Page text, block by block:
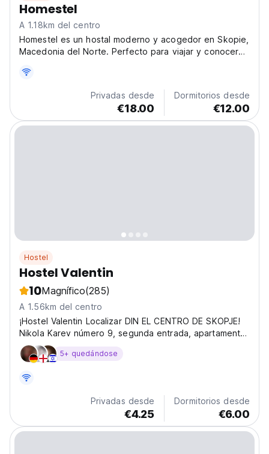
Homestel
A 1.18km del centro
Homestel es un hostal moderno y acogedor en Skopie,
Macedonia del Norte. Perfecto para viajar y conocer
la ciudad y hacer nuevos amigos. (Auto-translated from
Privadas desde
€18.00
Dormitorios desde
€12.00
Hostel
Hostel Valentin
10Magnífico(285)
A 1.56km del centro
¡Hostel Valentin Localizar DIN EL CENTRO DE SKOPJE!
Nikola Karev número 9, segunda entrada, apartamento
número 12
5+ quedándose
Privadas desde
€4.25
Dormitorios desde
€6.00